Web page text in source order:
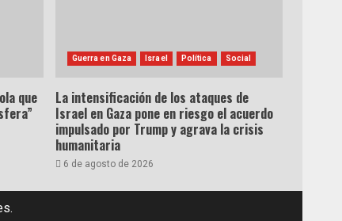
que
Guerra en Gaza Israel Política Social
La intensificación de los ataques de
Israel en Gaza pone en riesgo el acuerdo
impulsado por Trump y agrava la crisis
humanitaria
6 de agosto de 2026